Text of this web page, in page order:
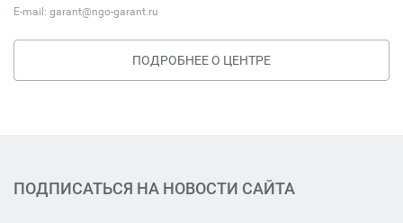
E-mail: garant@ngo-garant.ru
ПОДРОБНЕЕ О ЦЕНТРЕ
ПОДПИСАТЬСЯ НА НОВОСТИ САЙТА